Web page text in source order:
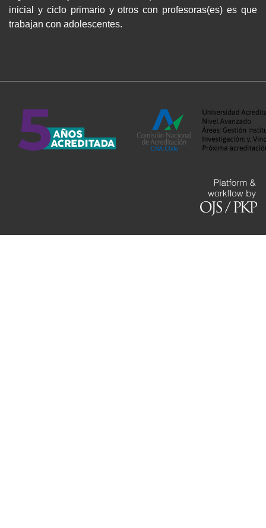
inicial y ciclo primario y otros con profesoras(es) es que
trabajan con adolescentes.